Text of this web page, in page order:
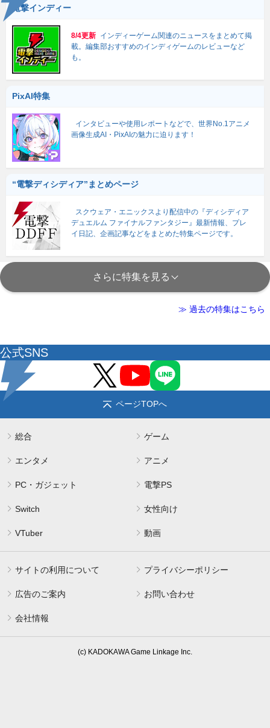
電撃インディー
8/4更新 インディーゲーム関連のニュースをまとめて掲
載。編集部おすすめのインディゲームのレビューなど
も。
PixAI特集
インタビューや使用レポートなどで、世界No.1アニメ
画像生成AI・PixAIの魅力に迫ります！
“電撃ディシディア”まとめページ
スクウェア・エニックスより配信中の『ディシディア
デュエルム ファイナルファンタジー』最新情報、プレ
イ日記、企画記事などをまとめた特集ページです。
さらに特集を見る
≫ 過去の特集はこちら
公式SNS
ページTOPへ
総合 ゲーム
エンタメ アニメ
PC・ガジェット 電撃PS
Switch 女性向け
VTuber 動画
サイトの利用について プライバシーポリシー
広告のご案内 お問い合わせ
会社情報
(c) KADOKAWA Game Linkage Inc.